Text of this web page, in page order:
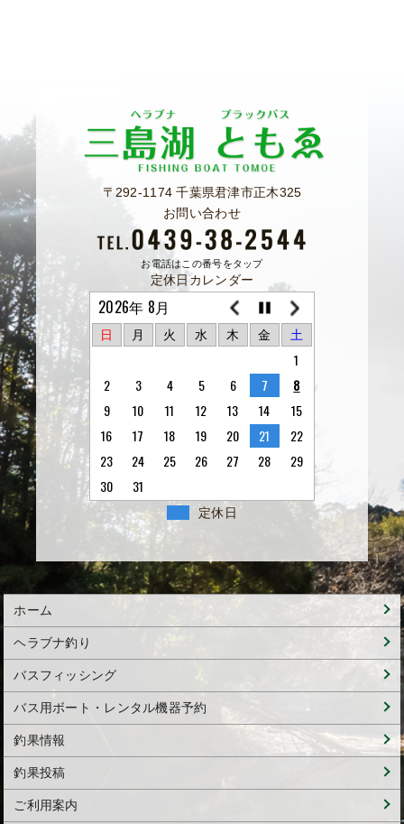
〒292-1174 千葉県君津市正木325
お問い合わせ
お電話はこの番号をタップ
定休日カレンダー
2026年 8月
日 月 火 水 木 金 土
1
2
3 4 5 6 7
8
9
10 11 12 13 14
15
16
17 18 19 20 21
22
23
24 25 26 27 28
29
30
31
定休日
ホーム
ヘラブナ釣り
バスフィッシング
バス用ボート・レンタル機器予約
釣果情報
釣果投稿
ご利用案内